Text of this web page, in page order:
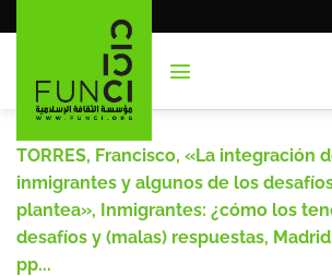
al
TORRES, Francisco, «La integración
inmigrantes y algunos de los
plantea», Inmigrantes: ¿cómo los
desafíos y (malas) respuestas,
pp...